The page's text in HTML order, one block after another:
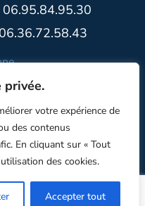
privée.
votre expérience de
des contenus
En cliquant sur « Tout
des cookies.
Accepter tout
06.95.84.95.30
Tous droits